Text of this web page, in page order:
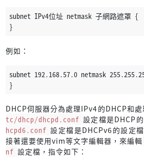
subnet IPv4位址 netmask 子網路遮罩 {
}
例如：
subnet 192.168.57.0 netmask
}
DHCP伺服器分為處理IPv4的DHCP和
tc/dhcp/dhcpd.conf 設定檔是DHCP
hcpd6.conf 設定檔是DHCPv6的設定
接著還要使用vim等文字編輯器，來編輯
nf 設定檔，指令如下：